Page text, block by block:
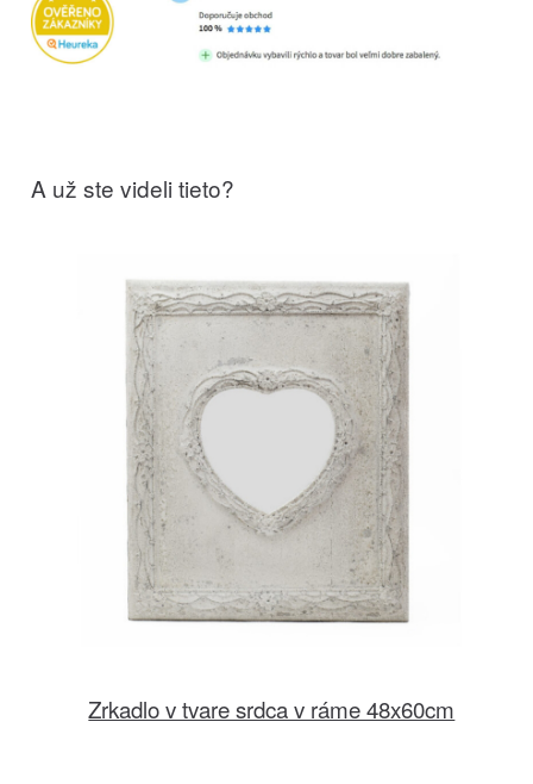
A už ste videli tieto?
Zrkadlo v tvare srdca v ráme 48x60cm